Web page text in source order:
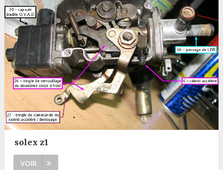
solex z1
VOIR